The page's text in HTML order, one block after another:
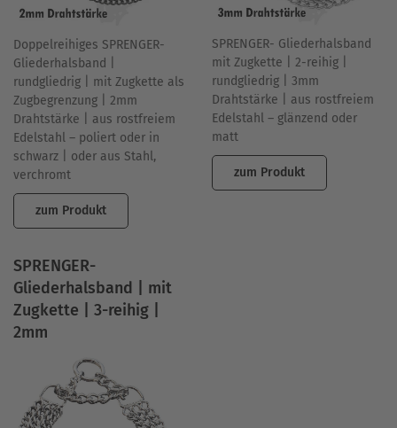
Doppelreihiges SPRENGER-
Gliederhalsband |
rundgliedrig | mit Zugkette als
Zugbegrenzung | 2mm
Drahtstärke | aus rostfreiem
Edelstahl – poliert oder in
schwarz | oder aus Stahl,
verchromt
zum Produkt
SPRENGER- Gliederhalsband
mit Zugkette | 2-reihig |
rundgliedrig | 3mm
Drahtstärke | aus rostfreiem
Edelstahl – glänzend oder
matt
zum Produkt
SPRENGER-
Gliederhalsband | mit
Zugkette | 3-reihig |
2mm